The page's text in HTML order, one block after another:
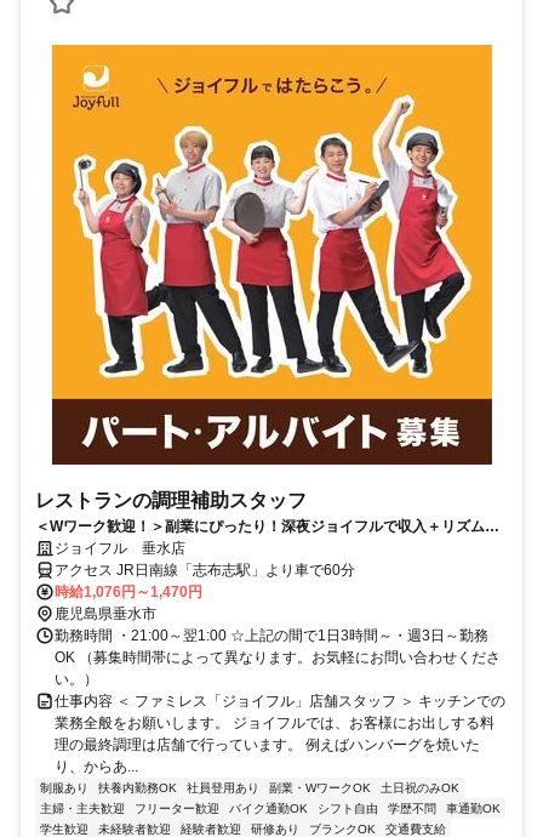
レストランの調理補助スタッフ
＜Wワーク歓迎！＞副業にぴったり！深夜ジョイフルで収入＋リズムも
安定♪履歴書不要◎
ジョイフル 垂水店
アクセス JR日南線「志布志駅」より車で60分
時給1,076円～1,470円
鹿児島県垂水市
勤務時間 ・21:00～翌1:00 ☆上記の間で1日3時間～・週3日～勤務
OK （募集時間帯によって異なります。お気軽にお問い合わせくださ
い。）
仕事内容 ＜ ファミレス「ジョイフル」店舗スタッフ ＞ キッチンでの
業務全般をお願いします。 ジョイフルでは、お客様にお出しする料
理の最終調理は店舗で行っています。 例えばハンバーグを焼いた
り、からあ...
制服あり 扶養内勤務OK 社員登用あり 副業・WワークOK
土日祝のみOK
主婦・主夫歓迎
フリーター歓迎 バイク通勤OK シフト自由 学歴不問
車通勤OK
学生歓迎
未経験者歓迎 経験者歓迎 研修あり ブランクOK
交通費支給